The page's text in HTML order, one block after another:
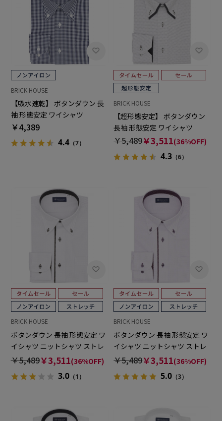
BRICK HOUSE
【吸水速乾】 ボタンダウン 長
袖 形態安定 ワイシャツ
￥4,389
4.4（7）
BRICK HOUSE
【超形態安定】 ボタンダウン
長袖 形態安定 ワイシャツ
￥5,489￥3,511(36%OFF)
4.3 （6）
BRICK HOUSE
ボタンダウン 長袖 形態安定 ワ
イシャツ ニットシャツ ストレ
ッチ
￥5,489￥3,511(36%OFF)
3.0（1）
BRICK HOUSE
ボタンダウン 長袖 形態安定 ワ
イシャツ ニットシャツ ストレ
ッチ
￥5,489￥3,511(36%OFF)
5.0 （3）